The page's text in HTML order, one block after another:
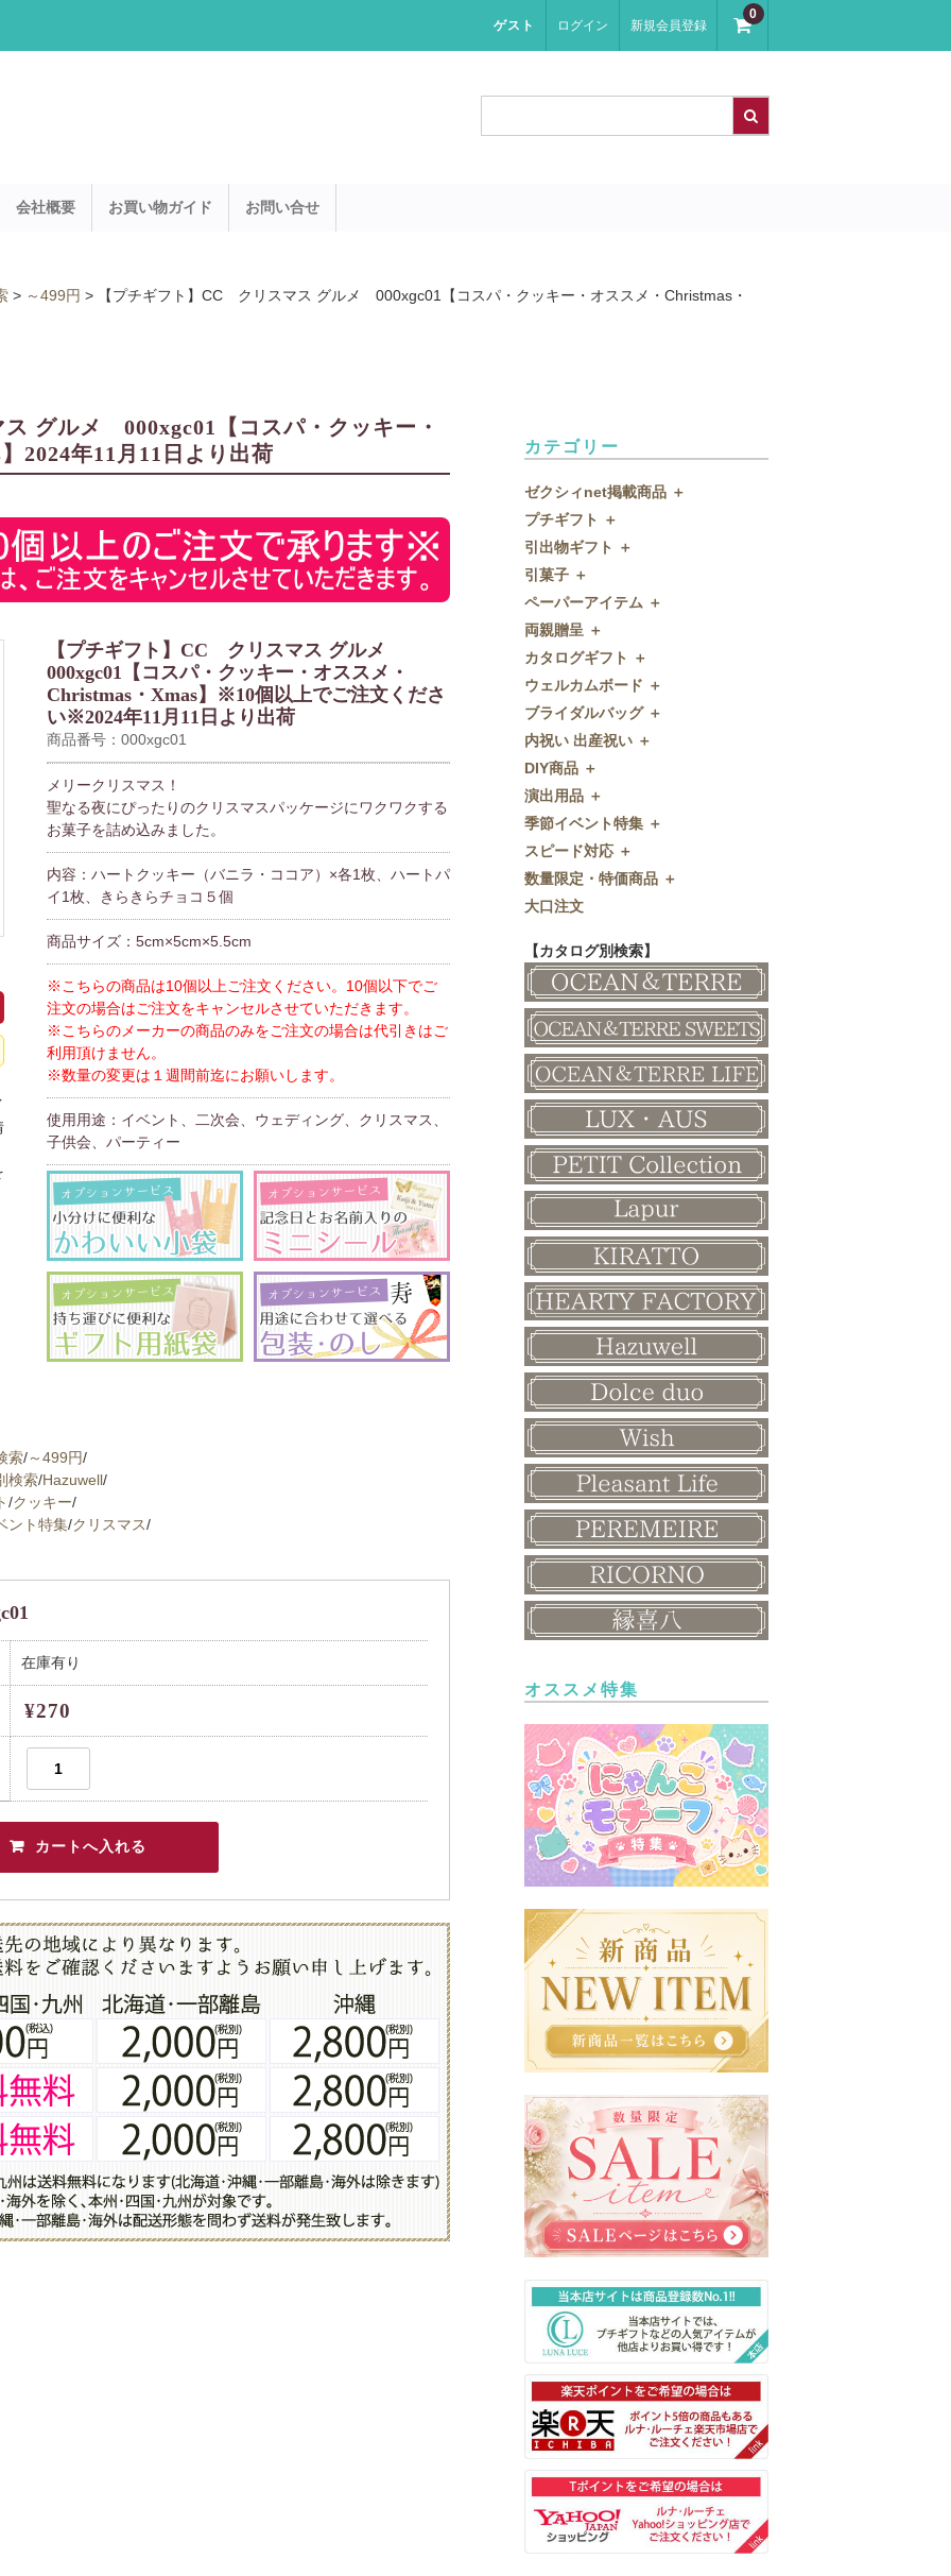
ゲスト ログイン 新規会員登録
0
会社概要 お買い物ガイド お問い合せ
> ～499円 > 【プチギフト】CC クリスマス グルメ 000xgc01【コスパ・クッキー・オススメ・Christmas・
グルメ 000xgc01【コスパ・クッキー・
2024年11月11日より出荷
【プチギフト】CC クリスマス グルメ
000xgc01【コスパ・クッキー・オススメ・
Christmas・Xmas】※10個以上でご注文くださ
い※2024年11月11日より出荷
商品番号：000xgc01
メリークリスマス！
聖なる夜にぴったりのクリスマスパッケージにワクワクする
お菓子を詰め込みました。
内容：ハートクッキー（バニラ・ココア）×各1枚、ハートパ
イ1枚、きらきらチョコ５個
商品サイズ：5cm×5cm×5.5cm
※こちらの商品は10個以上ご注文ください。10個以下でご
注文の場合はご注文をキャンセルさせていただきます。
※こちらのメーカーの商品のみをご注文の場合は代引きはご
利用頂けません。
※数量の変更は１週間前迄にお願いします。
使用用途：イベント、二次会、ウェディング、クリスマス、
子供会、パーティー
索/～499円/
検索/Hazuwell/
/クッキー/
ント特集/クリスマス/
在庫有り
¥270
カテゴリー
ゼクシィnet掲載商品 ＋
ゼクシィnet掲載商品
プチギフト ＋
プチギフト
ウェルカムプチギフト
アメニティ
キャンディー・金平糖
クッキー
スプーン
チョコレート
ディズニー
ドラジェ
プチタオル
席札立て
耳かき＆ぺん
紅茶＆コーヒー
和風プチギフト
その他
引出物ギフト ＋
引出物ギフト
グラス
タオル・石鹸・名披露目
ディズニーギフト
今治タオル
引出物セット
和食器
名入れ贈呈品
特選ギフト
珈琲・紅茶
鰹節・フード
引菓子 ＋
引菓子
バウムクーヘン
洋菓子
和菓子
FLAVOR
ペーパーアイテム ＋
ペーパーアイテム
招待状
席次表
席札
付箋・メッセージカード
印刷代行
ディズニーシリーズ
両親贈呈 ＋
両親贈呈
ディズニーウェイトドール
ウェイトベア
子育て卒業証書
クロックギフト
カタログギフト ＋
カタログギフト
OCEAN&TERRE GOURMET
SHIKISAI ONE
Grace
ウェルカムボード ＋
ウェルカムボード
カラーステンドグラス調
ガラス
フラワータイプ
ペンダントクロック
ミラー
メッセージパズル
似顔絵
和風ボード
ブライダルバッグ ＋
ブライダルバッグ
内祝い 出産祝い ＋
内祝い 出産祝い
DIY商品 ＋
DIY商品
演出用品 ＋
演出用品
リングピロー
ブーケプルズ
結婚証明書
その他
季節イベント特集 ＋
季節イベント特集
サクラ
クローバー
クリスマス
バレンタイン
ホワイトデー
母の日
父の日
敬老の日
スピード対応 ＋
スピード対応
即日お急ぎ発送
数量限定・特価商品 ＋
数量限定・特価商品
大口注文
【カタログ別検索】
オススメ特集